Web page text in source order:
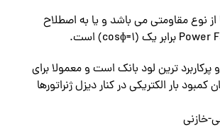
از نوع مقاومتی می باشد و یا به اصطلاح
پرکاربرد ترین لود بانک است و معمولا برای
بار الکتریکی در کنار دیزل ژنراتورها
خازنی